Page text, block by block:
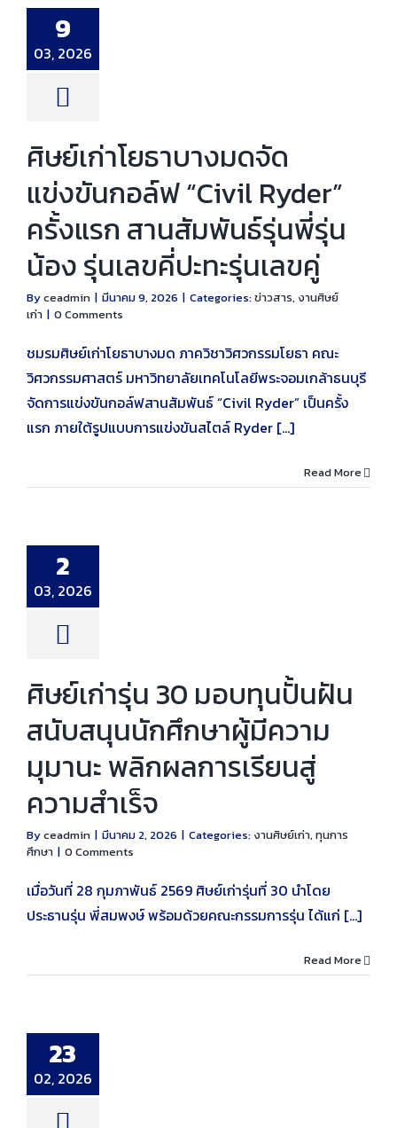
9
03, 2026
กอล์ฟ “Civil
ครั้งแรก สาน
นพี่รุ่นน้อง รุ่น
ะทะรุ่นเลขคู่
งานศิษย์เก่า
ศิษย์เก่าโยธาบางมดจัด
แข่งขันกอล์ฟ “Civil Ryder”
ครั้งแรก สานสัมพันธ์รุ่นพี่รุ่น
น้อง รุ่นเลขคี่ปะทะรุ่นเลขคู่
Byceadmin | มีนาคม 9, 2026 | Categories:ข่าวสาร, งานศิษย์
เก่า | 0 Comments
ชมรมศิษย์เก่าโยธาบางมด ภาควิชาวิศวกรรมโยธา คณะ
วิศวกรรมศาสตร์ มหาวิทยาลัยเทคโนโลยีพระจอมเกล้าธนบุรี
จัดการแข่งขันกอล์ฟสานสัมพันธ์ “Civil Ryder” เป็นครั้ง
แรก ภายใต้รูปแบบการแข่งขันสไตล์ Ryder [...]
Read More
2
03, 2026
นุนนักศึกษาผู้มี
นะ พลิกผลการ
ความสำเร็จ
ทุนการศึกษา
ศิษย์เก่ารุ่น 30 มอบทุนปั้นฝัน
สนับสนุนนักศึกษาผู้มีความ
มุมานะ พลิกผลการเรียนสู่
ความสำเร็จ
Byceadmin | มีนาคม 2, 2026 | Categories: งานศิษย์เก่า, ทุนการ
ศึกษา | 0 Comments
เมื่อวันที่ 28 กุมภาพันธ์ 2569 ศิษย์เก่ารุ่นที่ 30 นำโดย
ประธานรุ่น พี่สมพงษ์ พร้อมด้วยคณะกรรมการรุ่น ได้แก่ [...]
Read More
23
02, 2026
รับการรับรอง
นการเรียนการ
รอบมาตรฐาน
มืออาชีพจาก
Advance HE
เทศอังกฤษ ใน
บ Fellow
งานศิษย์เก่า